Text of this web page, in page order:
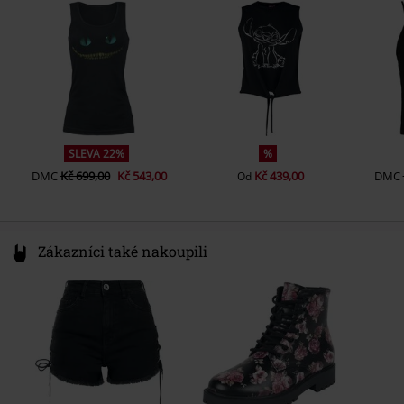
Regularweight
SLEVA 22%
DMCKč 699,00 Kč 543,00
%
Od Kč 439,00 DMC
Zákazníci také nakoupili